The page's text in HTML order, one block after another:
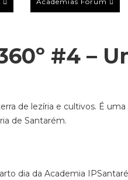
#4 –
de lezíria e cultivos. É
de Santarém.
dia da Academia